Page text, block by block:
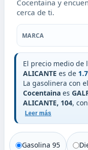
Cocentaina y
cerca de ti.
Filtrar por marca
MARCA
El precio medio de
ALICANTE es de
La gasolinera con
Cocentaina es
ALICANTE, 104,
Leer más
Gasolina 95